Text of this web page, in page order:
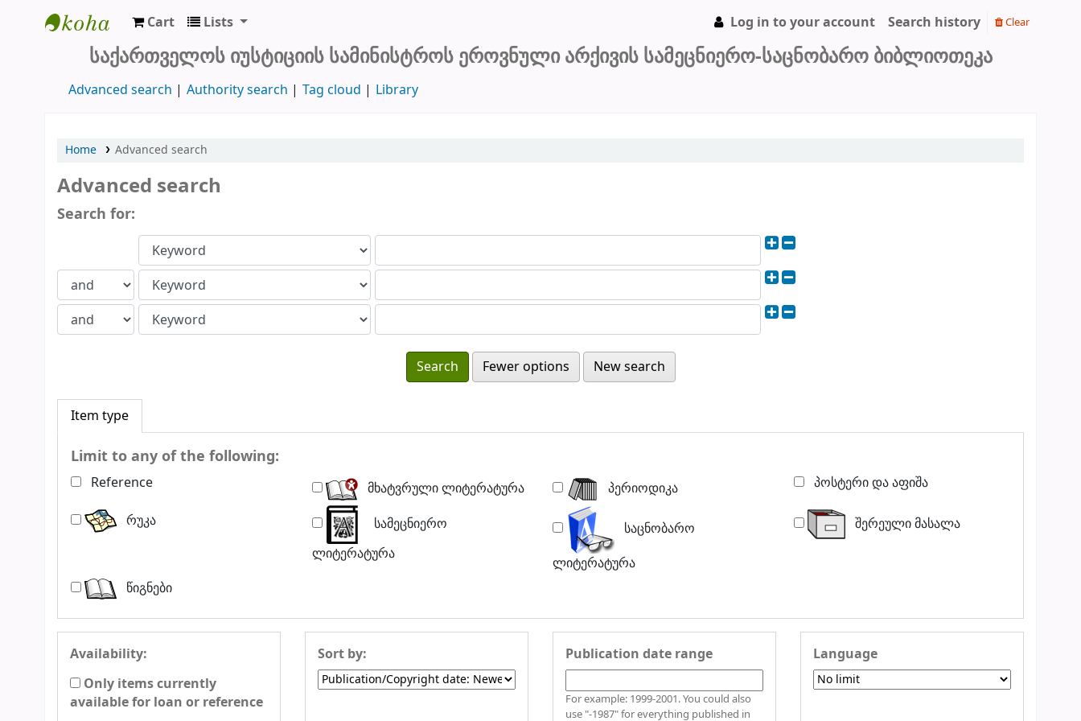
საქართველოეროვნული არქივის სამეცნიერო-საცნობარო ბიბლიოთეკა
Cart Lists Log in to your account Search history Clear
საქართველოს იუსტიციის სამინისტროს ეროვნული არქივის სამეცნიერო-საცნობარო ბიბლიოთეკა
Advanced search Authority search Tag cloud Library
Home Advanced search
Advanced search
Search for:
Fewer options New search
Item type
Limit to any of the following:
Reference მხატვრული ლიტერატურა პერიოდიკა
პოსტერი და აფიშა
რუკა
სამეცნიერო
ლიტერატურა
საცნობარო
ლიტერატურა
შერეული მასალა
წიგნები
Availability:
Only items currently
available for loan or reference
Sort by: Publication date range
For example: 1999-2001. You could also
use "-1987" for everything published in
Language